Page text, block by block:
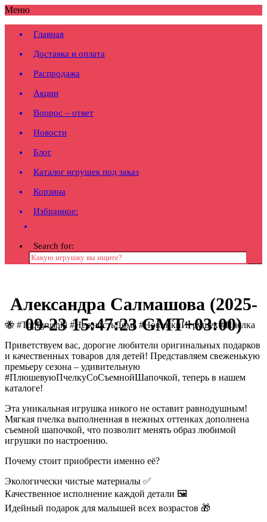
Меню
Главная
Доставка и оплата
Распродажа
Акции
Вопрос – ответ
Новости
Блог
Каталог игрушек под заказ
Корзина
Избранное:
Search for:
Александра Салмашова (2025-
09-23 15:47:23 GMT+03:00)
🐝 #TopIgrushki #НежностьДома #НовинкиИгрушек #Пчелка
Приветствуем вас, дорогие любители оригинальных подарков
и качественных товаров для детей! Представляем свеженькую
премьеру сезона – удивительную
#ПлюшевуюПчелкуСоСъемнойШапочкой, теперь в нашем
каталоге!
Эта уникальная игрушка никого не оставит равнодушным!
Мягкая пчелка выполненная в нежных оттенках дополнена
съемной шапочкой, что позволит менять образ любимой
игрушки по настроению.
Почему стоит приобрести именно её?
Экологически чистые материалы ✅
Качественное исполнение каждой детали 🖼️
Идейный подарок для малышей всех возрастов 🎁